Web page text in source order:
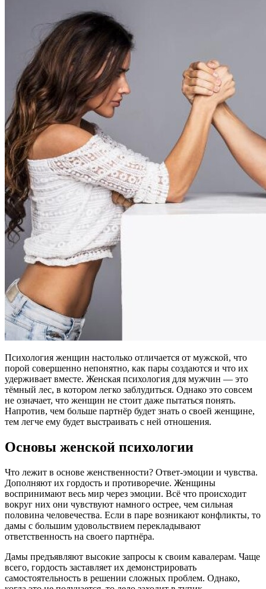
Психология женщин настолько отличается от мужской, что
порой совершенно непонятно, как пары создаются и что их
удерживает вместе. Женская психология для мужчин — это
тёмный лес, в котором легко заблудиться. Однако это совсем
не означает, что женщин не стоит даже пытаться понять.
Напротив, чем больше партнёр будет знать о своей женщине,
тем легче ему будет выстраивать с ней отношения.
Основы женской психологии
Что лежит в основе женственности? Ответ-эмоции и чувства.
Дополняют их гордость и противоречие. Женщины
воспринимают весь мир через эмоции. Всё что происходит
вокруг них они чувствуют намного острее, чем сильная
половина человечества. Если в паре возникают конфликты, то
дамы с большим удовольствием перекладывают
ответственность на своего партнёра.
Дамы предъявляют высокие запросы к своим кавалерам. Чаще
всего, гордость заставляет их демонстрировать
самостоятельность в решении сложных проблем. Однако,